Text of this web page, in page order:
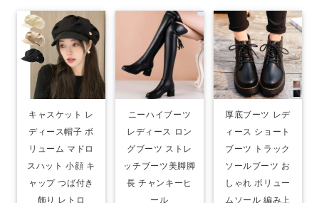
キャスケット レ
ディース帽子 ボ
リューム マドロ
スハット 小顔 キ
ャップ つば付き
飾り レトロ
ニーハイブーツ
レディース ロン
グブーツ ストレ
ッチブーツ美脚脚
長 チャンキーヒ
ール
厚底ブーツ レデ
ィース ショート
ブーツ トラック
ソールブーツ お
しゃれ ボリュー
ムソール 編み上